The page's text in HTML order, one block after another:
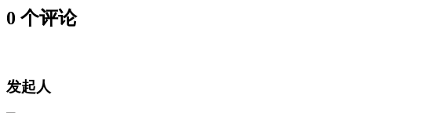
0 个评论
发起人